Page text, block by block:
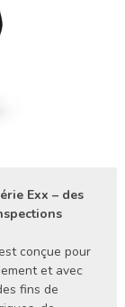
Exx – des
conçue pour
et avec
fins de